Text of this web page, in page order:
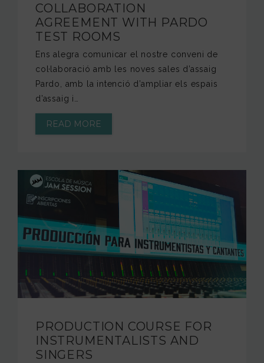
COLLABORATION
AGREEMENT WITH PARDO
TEST ROOMS
Ens alegra comunicar el nostre conveni de
col·laboració amb les noves sales d’assaig
Pardo, amb la intenció d’ampliar els espais
d’assaig i…
READ MORE
PRODUCTION COURSE FOR
INSTRUMENTALISTS AND
SINGERS